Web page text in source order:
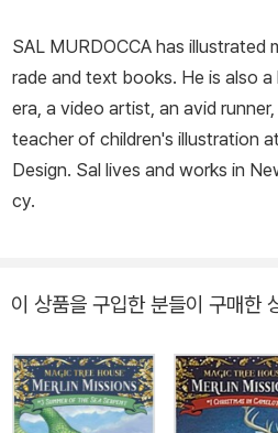
SAL MURDOCCA has illustrated
rade and text books. He is also
era, a video artist, an avid
teacher of children's illustration
Design. Sal lives and works in
cy.
이 상품을 구입한 분들이 구매한